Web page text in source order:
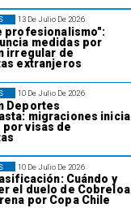
13 De Julio De 2026
profesionalismo":
medidas por
irregular de
extranjeros
10 De Julio De 2026
Deportes
migraciones inicia
visas de
10 De Julio De 2026
Cuándo y
el duelo de Cobreloa
por Copa Chile